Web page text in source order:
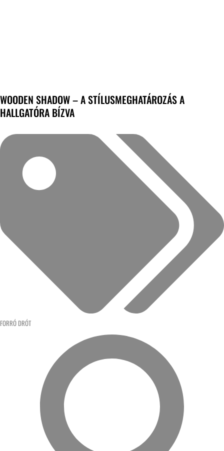
WOODEN SHADOW – A STÍLUSMEGHATÁROZÁS A
HALLGATÓRA BÍZVA
FORRÓ DRÓT